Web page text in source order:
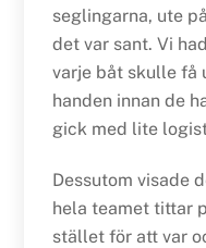
seglingarna, ute
det var sant. Vi
varje båt skulle få
handen innan de
gick med lite
Dessutom visade
hela teamet tittar
stället för att var